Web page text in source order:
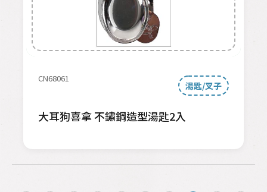
CN68061
湯匙/叉子
大耳狗喜拿 不鏽鋼造型湯匙2入